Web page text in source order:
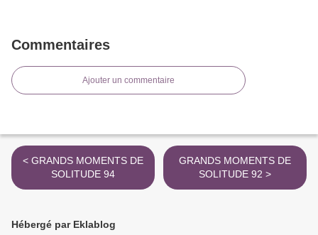
Commentaires
Ajouter un commentaire
< GRANDS MOMENTS DE
SOLITUDE 94
GRANDS MOMENTS DE
SOLITUDE 92 >
Hébergé par Eklablog